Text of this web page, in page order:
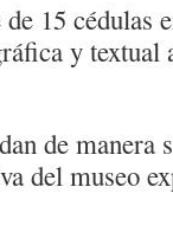
15 cédulas
y
de manera
del museo